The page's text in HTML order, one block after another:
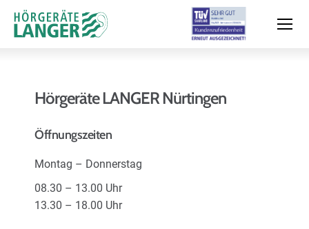
Hörtest
Hörgeräte LANGER Nürtingen
Öffnungszeiten
Montag – Donnerstag
08.30 – 13.00 Uhr
13.30 – 18.00 Uhr